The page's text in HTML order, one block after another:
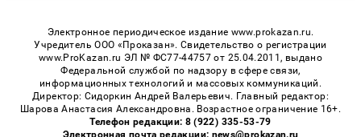
Электронное периодическое издание www.prokazan.ru.
Учредитель ООО «Проказан». Cвидетельство о регистрации
www.ProKazan.ru ЭЛ № ФС77-44757 от 25.04.2011, выдано
Федеральной службой по надзору в сфере связи,
информационных технологий и массовых коммуникаций.
Директор: Сидоркин Андрей Валерьевич. Главный редактор:
Шарова Анастасия Александровна. Возрастное ограничение 16+.
Телефон редакции: 8 (922) 335-53-79